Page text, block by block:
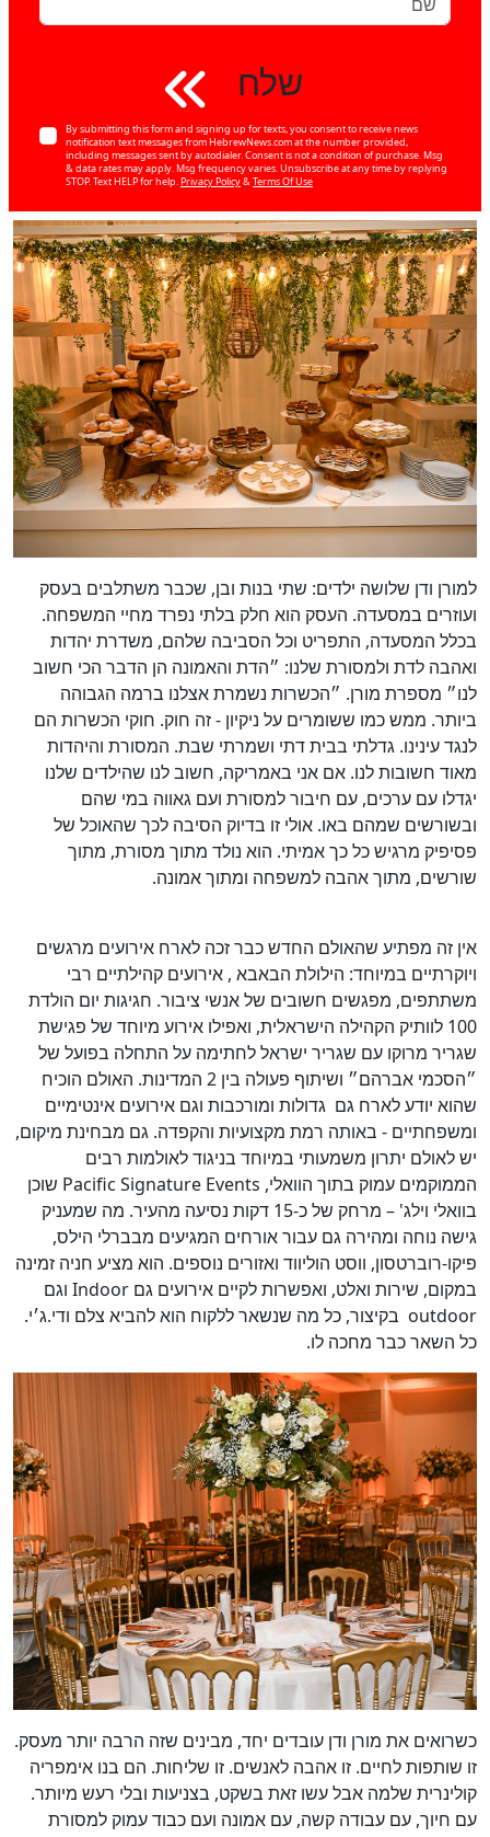
שלח
By submitting this form and signing up for texts, you consent to receive news
notification text messages from HebrewNews.com at the number provided,
including messages sent by autodialer. Consent is not a condition of purchase. Msg
& data rates may apply. Msg frequency varies. Unsubscribe at any time by replying
STOP. Text HELP for help.Privacy Policy&Terms Of Use
למורן ודן שלושה ילדים: שתי בנות ובן, שכבר משתלבים בעסק
ועוזרים במסעדה. העסק הוא חלק בלתי נפרד מחיי המשפחה.
בכלל המסעדה, התפריט וכל הסביבה שלהם, משדרת יהדות
ואהבה לדת ולמסורת שלנו: ״הדת והאמונה הן הדבר הכי חשוב
לנו״ מספרת מורן. ״הכשרות נשמרת אצלנו ברמה הגבוהה
ביותר. ממש כמו ששומרים על ניקיון - זה חוק. חוקי הכשרות הם
לנגד עינינו. גדלתי בבית דתי ושמרתי שבת. המסורת והיהדות
מאוד חשובות לנו. אם אני באמריקה, חשוב לנו שהילדים שלנו
יגדלו עם ערכים, עם חיבור למסורת ועם גאווה במי שהם
ובשורשים שמהם באו. אולי זו בדיוק הסיבה לכך שהאוכל של
פסיפיק מרגיש כל כך אמיתי. הוא נולד מתוך מסורת, מתוך
שורשים, מתוך אהבה למשפחה ומתוך אמונה.
אין זה מפתיע שהאולם החדש כבר זכה לארח אירועים מרגשים
ויוקרתיים במיוחד: הילולת הבאבא , אירועים קהילתיים רבי
משתתפים, מפגשים חשובים של אנשי ציבור. חגיגות יום הולדת
100 לוותיק הקהילה הישראלית, ואפילו אירוע מיוחד של פגישת
שגריר מרוקו עם שגריר ישראל לחתימה על התחלה בפועל של
״הסכמי אברהם״ ושיתוף פעולה בין 2 המדינות. האולם הוכיח
שהוא יודע לארח גם גדולות ומורכבות וגם אירועים אינטימיים
ומשפחתיים - באותה רמת מקצועיות והקפדה. גם מבחינת מיקום,
יש לאולם יתרון משמעותי במיוחד בניגוד לאולמות רבים
הממוקמים עמוק בתוך הוואלי, Pacific Signature Events שוכן
בוואלי וילג' – מרחק של כ-15 דקות נסיעה מהעיר. מה שמעניק
גישה נוחה ומהירה גם עבור אורחים המגיעים מבברלי הילס,
פיקו-רוברטסון, ווסט הוליווד ואזורים נוספים. הוא מציע חניה זמינה
במקום, שירות ואלט, ואפשרות לקיים אירועים גם Indoor וגם
outdoor בקיצור, כל מה שנשאר ללקוח הוא להביא צלם ודי.ג׳י.
כל השאר כבר מחכה לו.
כשרואים את מורן ודן עובדים יחד, מבינים שזה הרבה יותר מעסק.
זו שותפות לחיים. זו אהבה לאנשים. זו שליחות. הם בנו אימפריה
קולינרית שלמה אבל עשו זאת בשקט, בצניעות ובלי רעש מיותר.
עם חיוך, עם עבודה קשה, עם אמונה ועם כבוד עמוק למסורת
100%כן